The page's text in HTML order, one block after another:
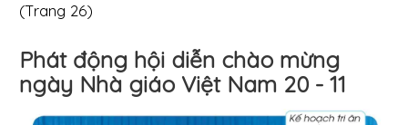
(Trang 26)
Phát động hội diễn chào mừng
ngày Nhà giáo Việt Nam 20 - 11